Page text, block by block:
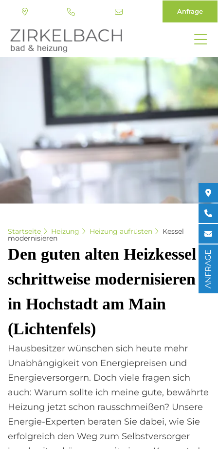
Anfrage
Startseite Heizung Heizung aufrüsten Kessel
modernisieren
Den gu­ten al­ten Heiz­kes­sel
schritt­wei­se mo­der­ni­sie­ren
in Hoch­sta­dt am Main
(Lich­ten­fels)
Hausbesitzer wünschen sich heute mehr
Unabhängigkeit von Energiepreisen und
Energieversorgern. Doch viele fragen sich
auch: Warum sollte ich meine gute, bewährte
Heizung jetzt schon rausschmeißen? Unsere
Energie-Experten beraten Sie dabei, wie Sie
erfolgreich den Weg zum Selbstversorger
ANFRAGE